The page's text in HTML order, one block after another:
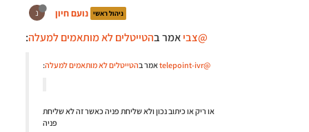
נ נועם חיון ניהול ראשי
@צביאמר בהטייטלים לא מותאמים למעלה:
@telepoint-ivr אמר בהטייטלים לא מותאמים למעלה:
או ריק או כיתוב נכון ולא שליחת פניה כאשר זה לא שליחת
פניה